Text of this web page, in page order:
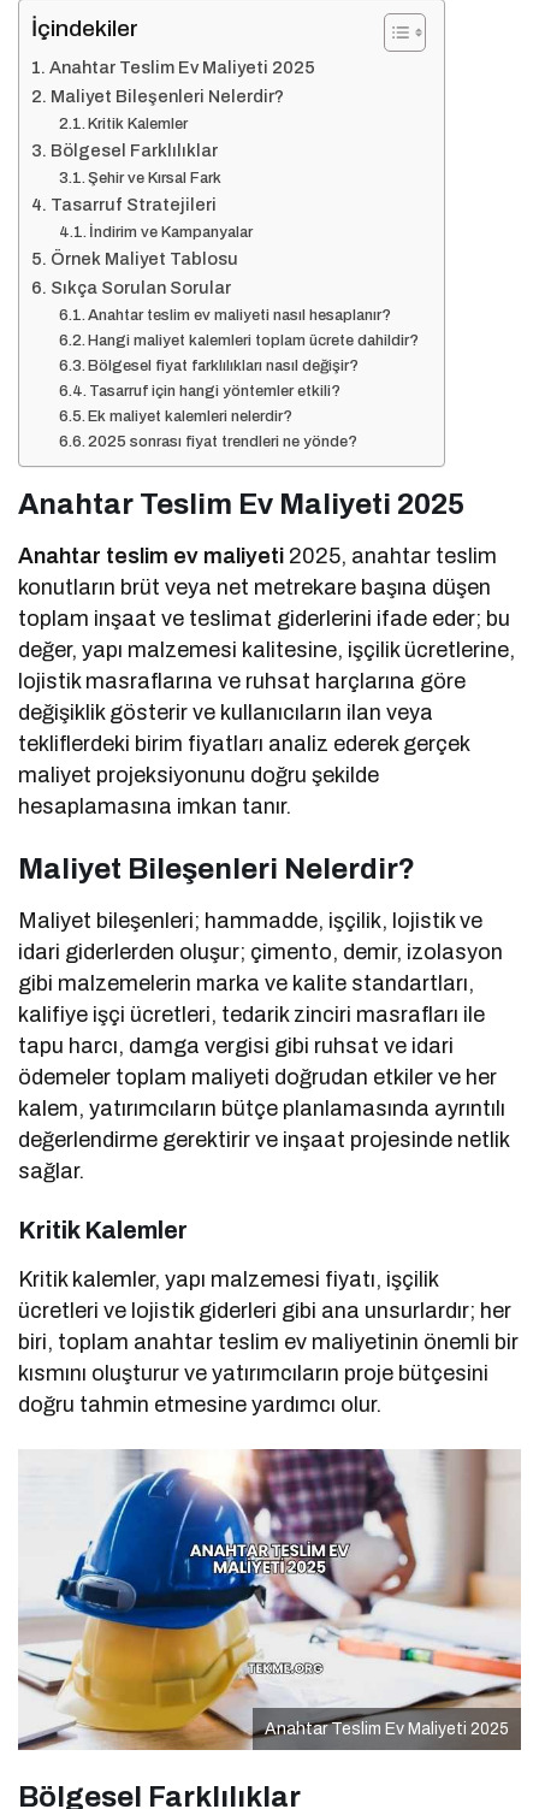
İçindekiler
Anahtar Teslim Ev Maliyeti 2025
Maliyet Bileşenleri Nelerdir?
Kritik Kalemler
Bölgesel Farklılıklar
Şehir ve Kırsal Fark
Tasarruf Stratejileri
İndirim ve Kampanyalar
Örnek Maliyet Tablosu
Sıkça Sorulan Sorular
Anahtar teslim ev maliyeti nasıl hesaplanır?
Hangi maliyet kalemleri toplam ücrete dahildir?
Bölgesel fiyat farklılıkları nasıl değişir?
Tasarruf için hangi yöntemler etkili?
Ek maliyet kalemleri nelerdir?
2025 sonrası fiyat trendleri ne yönde?
Anahtar Teslim Ev Maliyeti 2025
Anahtar teslim ev maliyeti 2025, anahtar teslim
konutların brüt veya net metrekare başına düşen
toplam inşaat ve teslimat giderlerini ifade eder; bu
değer, yapı malzemesi kalitesine, işçilik ücretlerine,
lojistik masraflarına ve ruhsat harçlarına göre
değişiklik gösterir ve kullanıcıların ilan veya
tekliflerdeki birim fiyatları analiz ederek gerçek
maliyet projeksiyonunu doğru şekilde
hesaplamasına imkan tanır.
Maliyet Bileşenleri Nelerdir?
Maliyet bileşenleri; hammadde, işçilik, lojistik ve
idari giderlerden oluşur; çimento, demir, izolasyon
gibi malzemelerin marka ve kalite standartları,
kalifiye işçi ücretleri, tedarik zinciri masrafları ile
tapu harcı, damga vergisi gibi ruhsat ve idari
ödemeler toplam maliyeti doğrudan etkiler ve her
kalem, yatırımcıların bütçe planlamasında ayrıntılı
değerlendirme gerektirir ve inşaat projesinde netlik
sağlar.
Kritik Kalemler
Kritik kalemler, yapı malzemesi fiyatı, işçilik
ücretleri ve lojistik giderleri gibi ana unsurlardır; her
biri, toplam anahtar teslim ev maliyetinin önemli bir
kısmını oluşturur ve yatırımcıların proje bütçesini
doğru tahmin etmesine yardımcı olur.
Anahtar Teslim Ev Maliyeti 2025
Bölgesel Farklılıklar